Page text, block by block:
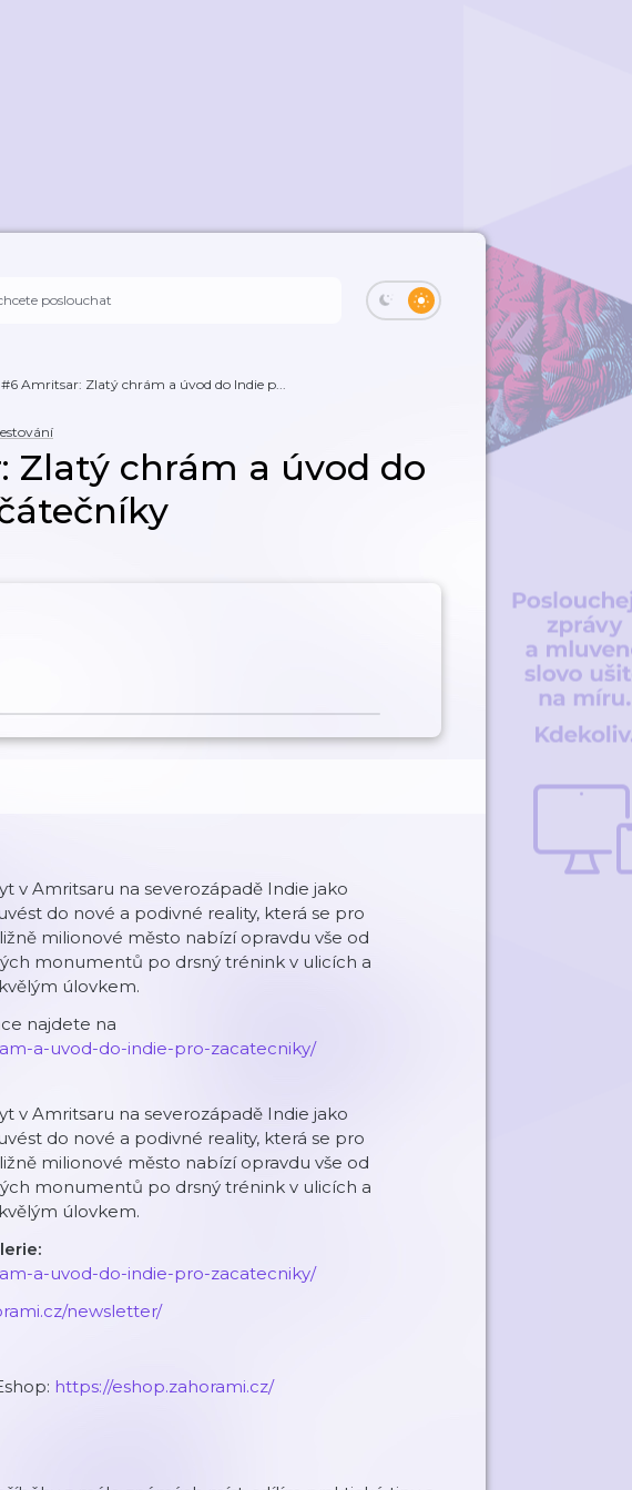
#6 Amritsar: Zlatý chrám a úvod do Indie p...
Zlatý chrám a úvod do
v Amritsaru na severozápadě Indie jako
do nové a podivné reality, která se pro
milionové město nabízí opravdu vše od
monumentů po drsný trénink v ulicích a
úlovkem.
najdete na
a-uvod-do-indie-pro-zacatecniky/
v Amritsaru na severozápadě Indie jako
do nové a podivné reality, která se pro
milionové město nabízí opravdu vše od
monumentů po drsný trénink v ulicích a
úlovkem.
a-uvod-do-indie-pro-zacatecniky/
newsletter/⁠⁠
⁠⁠⁠https://eshop.zahorami.cz/⁠⁠⁠